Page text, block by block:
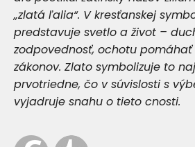
„zlatá ľalia“. V kresťanskej
predstavuje svetlo a život –
zodpovednosť, ochotu
zákonov. Zlato symbolizuje to
prvotriedne, čo v súvislosti s
vyjadruje snahu o tieto cnosti.